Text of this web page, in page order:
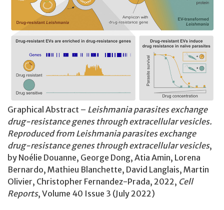
Graphical Abstract – Leishmania parasites exchange
drug-resistance genes through extracellular vesicles.
Reproduced from Leishmania parasites exchange
drug-resistance genes through extracellular vesicles,
by Noélie Douanne, George Dong, Atia Amin, Lorena
Bernardo, Mathieu Blanchette, David Langlais, Martin
Olivier, Christopher Fernandez-Prada, 2022, Cell
Reports, Volume 40 Issue 3 (July 2022)